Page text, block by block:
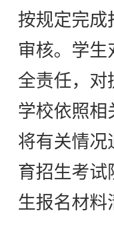
按规定完成
审核。学生
全责任，对
学校依照相
将有关情况
育招生考试
生报名材料